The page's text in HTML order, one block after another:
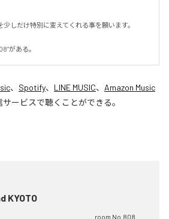
少しだけ特別に変えてくれる事を願います。
がある。
、 Spotify、 LINE MUSIC、 Amazon Music
ービスで聴くことができる。
KYOTO
room No.808